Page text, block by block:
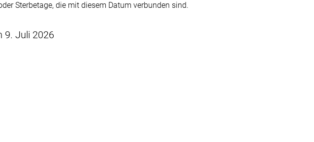
Sterbetage, die mit diesem Datum verbunden sind.
9. Juli 2026